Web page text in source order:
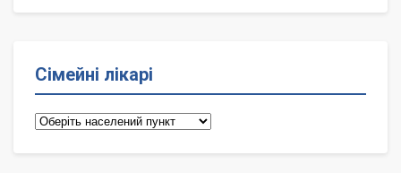
Сімейні лікарі
Сімейні